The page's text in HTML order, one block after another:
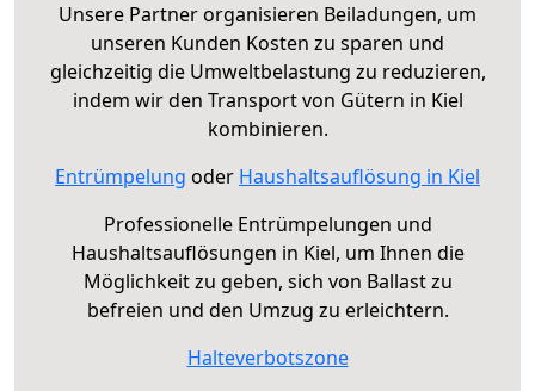
Unsere Partner organisieren Beiladungen, um
unseren Kunden Kosten zu sparen und
gleichzeitig die Umweltbelastung zu reduzieren,
indem wir den Transport von Gütern in Kiel
kombinieren.
Entrümpelung oder Haushaltsauflösung in Kiel
Professionelle Entrümpelungen und
Haushaltsauflösungen in Kiel, um Ihnen die
Möglichkeit zu geben, sich von Ballast zu
befreien und den Umzug zu erleichtern.
Halteverbotszone